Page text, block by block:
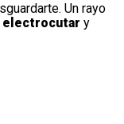
Un rayo
electrocutar y